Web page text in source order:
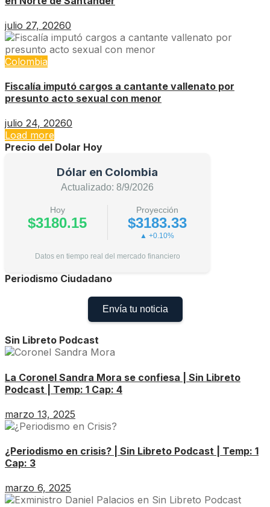
julio 27, 20260
Colombia
Fiscalía imputó cargos a cantante vallenato por
presunto acto sexual con menor
julio 24, 20260
Load more
Precio del Dolar Hoy
Dólar en Colombia
Actualizado: 8/9/2026
Hoy
$3180.15
Proyección
$3183.33
▲ +0.10%
Datos en tiempo real del mercado financiero
Periodismo Ciudadano
Envía tu noticia
Sin Libreto Podcast
La Coronel Sandra Mora se confiesa | Sin Libreto
Podcast | Temp: 1 Cap: 4
marzo 13, 2025
¿Periodismo en crisis? | Sin Libreto Podcast | Temp: 1
Cap: 3
marzo 6, 2025